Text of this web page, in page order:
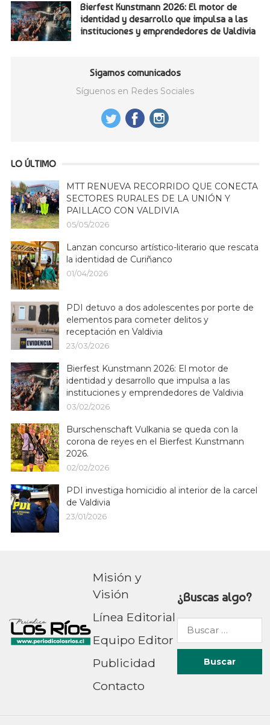
Bierfest Kunstmann 2026: El motor de
identidad y desarrollo que impulsa a las
instituciones y emprendedores de Valdivia
Sigamos comunicados
Síguenos en Redes Sociales
LO ÚLTIMO
MTT RENUEVA RECORRIDO QUE CONECTA
SECTORES RURALES DE LA UNIÓN Y
PAILLACO CON VALDIVIA
05/05/2026
Lanzan concurso artístico-literario que rescata
la identidad de Curiñanco
01/04/2026
PDI detuvo a dos adolescentes por porte de
elementos para cometer delitos y
receptación en Valdivia
23/03/2026
Bierfest Kunstmann 2026: El motor de
identidad y desarrollo que impulsa a las
instituciones y emprendedores de Valdivia
03/02/2026
Burschenschaft Vulkania se queda con la
corona de reyes en el Bierfest Kunstmann
2026.
02/02/2026
PDI investiga homicidio al interior de la carcel
de Valdivia
23/01/2026
Misión y
Visión
Línea Editorial
Equipo Editor
Publicidad
Contacto
¿Buscas algo?
Buscar
por: